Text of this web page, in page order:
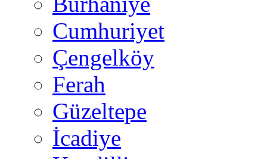
Cumhuriyet
Çengelköy
Ferah
Güzeltepe
İcadiye